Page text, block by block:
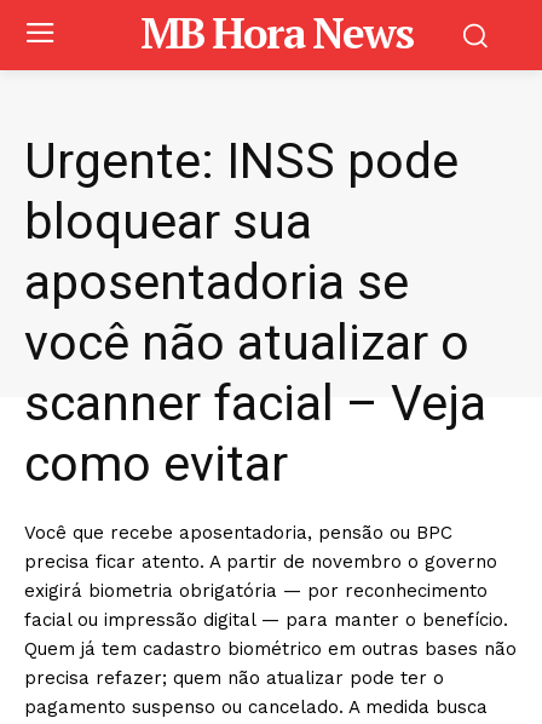
MB Hora News
Urgente: INSS pode
bloquear sua
aposentadoria se
você não atualizar o
scanner facial – Veja
como evitar
Você que recebe aposentadoria, pensão ou BPC
precisa ficar atento. A partir de novembro o governo
exigirá biometria obrigatória — por reconhecimento
facial ou impressão digital — para manter o benefício.
Quem já tem cadastro biométrico em outras bases não
precisa refazer; quem não atualizar pode ter o
pagamento suspenso ou cancelado. A medida busca